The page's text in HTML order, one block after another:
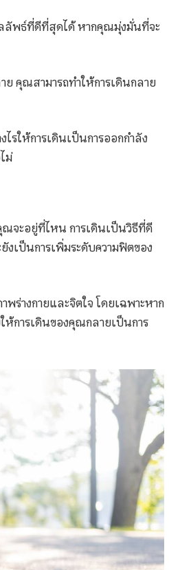
ลลัพธ์ที่ดีที่สุดได้ หากคุณมุ่งมั่นที่จะ
คุณสามารถทำให้การเดินกลาย
รให้การเดินเป็นการออกกำลัง
ม่
ณจะอยู่ที่ไหน การเดินเป็นวิธีที่ดี
งเป็นการเพิ่มระดับความฟิตของ
ร่างกายและจิตใจ โดยเฉพาะหาก
ห้การเดินของคุณกลายเป็นการ